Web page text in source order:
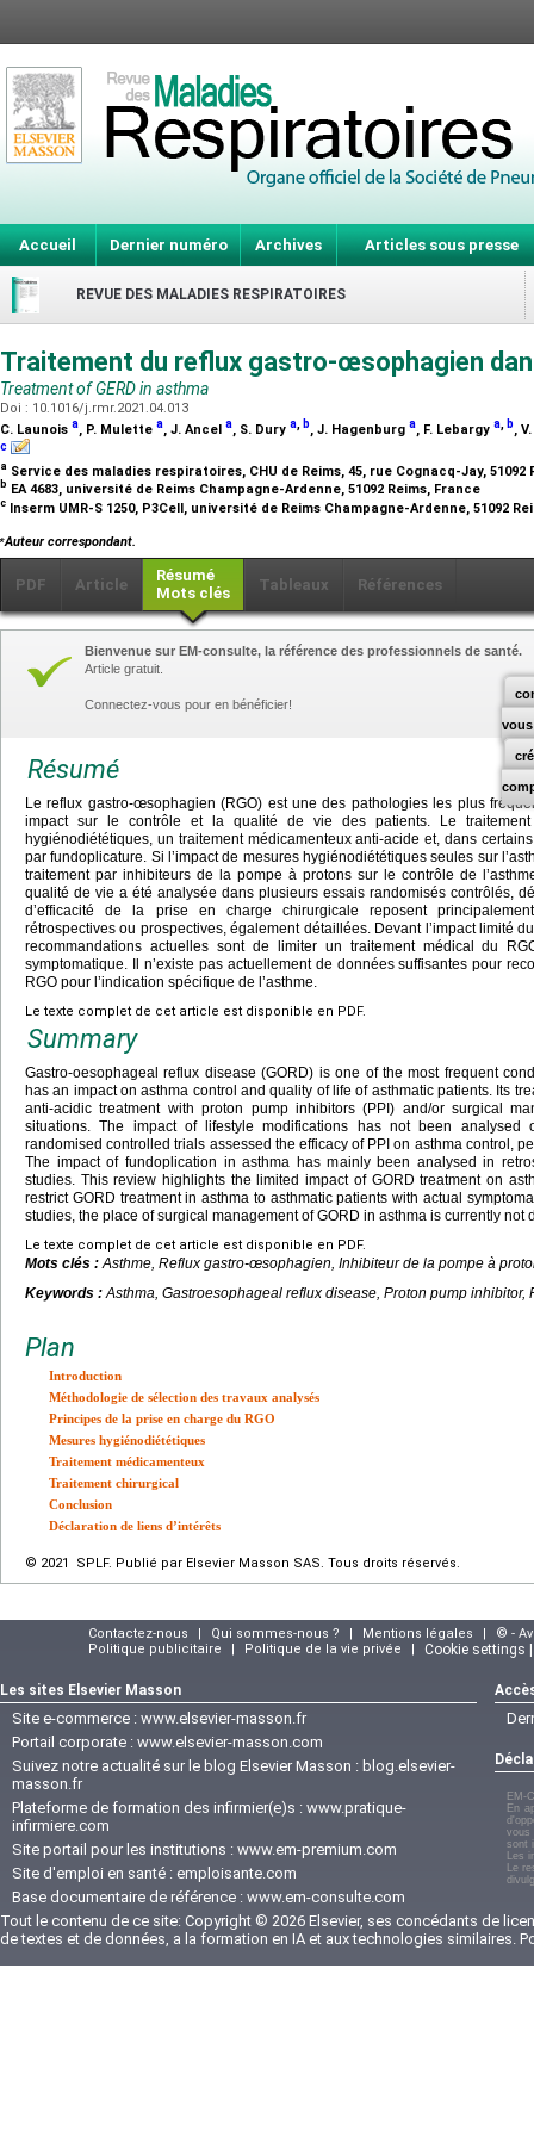
Accueil Dernier numéro Archives Articles sous presse
REVUE DES MALADIES RESPIRATOIRES
Traitement du reflux gastro-œsophagien
Treatment of GERD in asthma
Doi : 10.1016/j.rmr.2021.04.013
C. Launois a, P. Mulette a, J. Ancel a, S. Dury a b, J. Hagenburg a, F. Lebargy a b,
c
a Service des maladies respiratoires, CHU de Reims, 45, rue Cognacq-Jay,
b EA 4683, université de Reims Champagne-Ardenne, 51092 Reims, France
c Inserm UMR-S 1250, P3Cell, université de Reims Champagne-Ardenne, 51092
⁎Auteur correspondant.
PDF Article
Résumé
Mots clés
Tableaux Références
vous
Bienvenue sur EM-consulte, la référence des professionnels de santé.
Article gratuit.
Connectez-vous pour en bénéficier!
Résumé
Le reflux gastro-œsophagien (RGO) est une des pathologies les plus
impact sur le contrôle et la qualité de vie des patients. Le
hygiénodiététiques, un traitement médicamenteux anti-acide et, dans
par fundoplicature. Si l’impact de mesures hygiénodiététiques seules sur
traitement par inhibiteurs de la pompe à protons sur le contrôle de
qualité de vie a été analysée dans plusieurs essais randomisés contrôlés,
d’efficacité de la prise en charge chirurgicale reposent
rétrospectives ou prospectives, également détaillées. Devant l’impact limité
recommandations actuelles sont de limiter un traitement médical du
symptomatique. Il n’existe pas actuellement de données suffisantes pour
RGO pour l’indication spécifique de l’asthme.
Le texte complet de cet article est disponible en PDF.
Summary
Gastro-oesophageal reflux disease (GORD) is one of the most frequent
has an impact on asthma control and quality of life of asthmatic patients. Its
anti-acidic treatment with proton pump inhibitors (PPI) and/or surgical
situations. The impact of lifestyle modifications has not been analysed
randomised controlled trials assessed the efficacy of PPI on asthma control,
The impact of fundoplication in asthma has mainly been analysed in
studies. This review highlights the limited impact of GORD treatment on
restrict GORD treatment in asthma to asthmatic patients with actual
studies, the place of surgical management of GORD in asthma is currently not
Le texte complet de cet article est disponible en PDF.
Mots clés :Asthme, Reflux gastro-œsophagien, Inhibiteur de la pompe à
Keywords :Asthma, Gastroesophageal reflux disease, Proton pump inhibitor,
Plan
Introduction
Méthodologie de sélection des travaux analysés
Principes de la prise en charge du RGO
Mesures hygiénodiététiques
Traitement médicamenteux
Traitement chirurgical
Conclusion
Déclaration de liens d’intérêts
© 2021 SPLF. Publié par Elsevier Masson SAS. Tous droits réservés.
Contactez-nous Qui sommes-nous ? Mentions légales
© -
Politique publicitaire
Politique de la vie privée Cookie settings
Les sites Elsevier Masson
Site e-commerce : www.elsevier-masson.fr
Portail corporate : www.elsevier-masson.com
Suivez notre actualité sur le blog Elsevier Masson : blog.elsevier-
masson.fr
Plateforme de formation des infirmier(e)s : www.pratique-
infirmiere.com
Site portail pour les institutions : www.em-premium.com
Site d'emploi en santé : emploisante.com
Base documentaire de référence : www.em-consulte.com
EM-
En
vous
sont
Les
Le
Tout le contenu de ce site: Copyright © 2026 Elsevier, ses concédants de
de textes et de données, a la formation en IA et aux technologies similaires.